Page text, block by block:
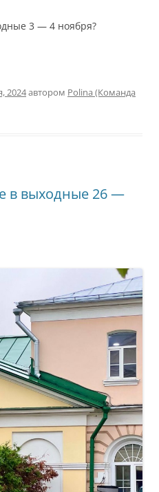
3 — 4 ноября?
2024автором Polina (Команда
в выходные 26 —